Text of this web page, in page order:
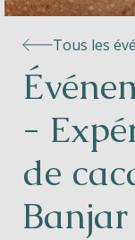
Tous les
-
de
Banjar